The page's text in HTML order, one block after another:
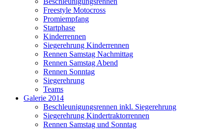
Freestyle Motocross
Promiempfang
Startphase
Kinderrennen
Siegerehrung Kinderrennen
Rennen Samstag Nachmittag
Rennen Samstag Abend
Rennen Sonntag
Siegerehrung
Teams
Galerie 2014
Beschleunigungsrennen inkl. Siegerehrung
Siegerehrung Kindertraktorrennen
Rennen Samstag und Sonntag